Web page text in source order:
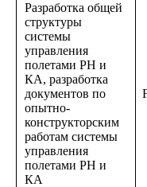
Разработка общей
структуры
системы
управления
полетами РН и
КА, разработка
документов по
опытно-
конструкторским
работам системы
управления
полетами РН и
КА